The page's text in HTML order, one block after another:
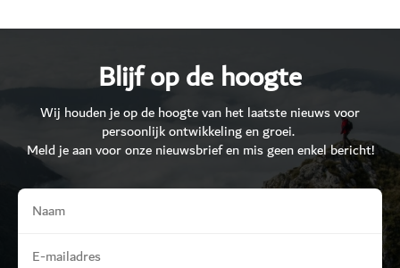
Blijf op de hoogte
Wij houden je op de hoogte van het laatste nieuws voor
persoonlijk ontwikkeling en groei.
Meld je aan voor onze nieuwsbrief en mis geen enkel bericht!